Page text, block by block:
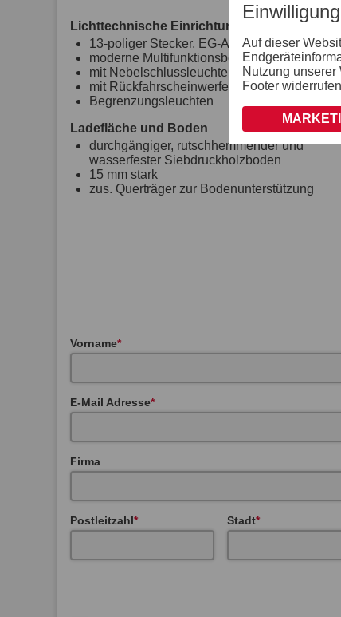
Lichttechnische Einrichtung
13-poliger Stecker, EG-Ausstattung
moderne Multifunktionsbeleuchtung
mit Nebelschlussleuchte
mit Rückfahrscheinwerfer
Begrenzungsleuchten
Ladefläche und Boden
durchgängiger, rutschhemmender und
wasserfester Siebdruckholzboden
15 mm stark
zus. Querträger zur Bodenunterstützung
Vorname
E-Mail Adresse
Firma
Postleitzahl Stadt
Auf dieser
Nutzung unserer
Footer